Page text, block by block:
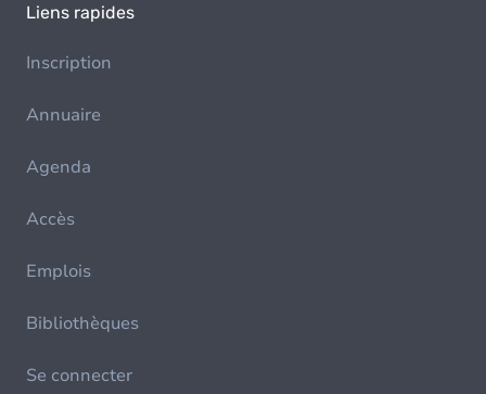
Liens rapides
Inscription
Annuaire
Agenda
Accès
Emplois
Bibliothèques
Se connecter